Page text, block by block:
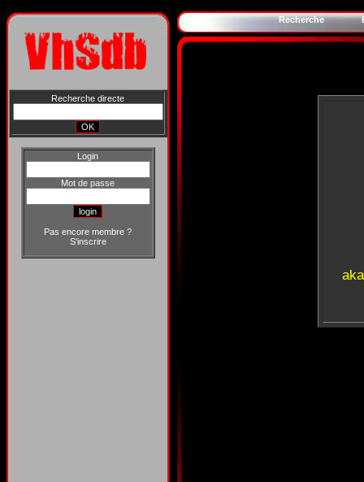
Recherche directe
Login
Mot de passe
Pas encore membre ?
S'inscrire
Recherche